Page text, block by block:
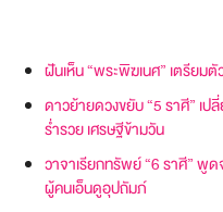
ฝันเห็น “พระพิฆเนศ” เตรียม
ดาวย้ายดวงขยับ “5 ราศี” เ
ร่ำรวย เศรษฐีข้ามวัน
วาจาเรียกทรัพย์ “6 ราศี” พู
ผู้คนเอ็นดูอุปถัมภ์